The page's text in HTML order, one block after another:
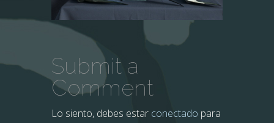
Submit a
Comment
Lo siento, debes estar conectado para